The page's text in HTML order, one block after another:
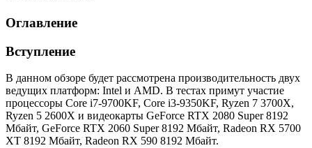
Оглавление
Вступление
В данном обзоре будет рассмотрена производительность двух
ведущих платформ: Intel и AMD. В тестах примут участие
процессоры Core i7-9700KF, Core i3-9350KF, Ryzen 7 3700Х,
Ryzen 5 2600X и видеокарты GeForce RTX 2080 Super 8192
Мбайт, GeForce RTX 2060 Super 8192 Мбайт, Radeon RX 5700
XT 8192 Мбайт, Radeon RX 590 8192 Мбайт.